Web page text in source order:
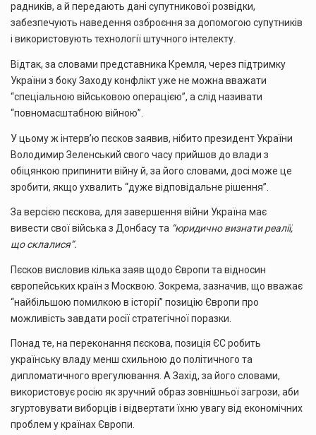
радників, а й передають дані супутникової розвідки,
забезпечують наведення озброєння за допомогою супутників
і використовують технології штучного інтелекту.
Відтак, за словами представника Кремля, через підтримку
України з боку Заходу конфлікт уже не можна вважати
“спеціальною військовою операцією”, а слід називати
“повномасштабною війною”.
У цьому ж інтерв’ю пєсков заявив, нібито президент України
Володимир Зеленський свого часу прийшов до влади з
обіцянкою припинити війну й, за його словами, досі може це
зробити, якщо ухвалить “дуже відповідальне рішення”.
За версією пєскова, для завершення війни Україна має
вивести свої війська з Донбасу та “юридично визнати реалії,
що склалися”.
Пєсков висловив кілька заяв щодо Європи та відносин
європейських країн з Москвою. Зокрема, зазначив, що вважає
“найбільшою помилкою в історії” позицію Європи про
можливість завдати росії стратегічної поразки.
Понад те, на переконання пєскова, позиція ЄС робить
українську владу менш схильною до політичного та
дипломатичного врегулювання. А Захід, за його словами,
використовує росію як зручний образ зовнішньої загрози, аби
згуртовувати виборців і відвертати їхню увагу від економічних
проблем у країнах Європи.